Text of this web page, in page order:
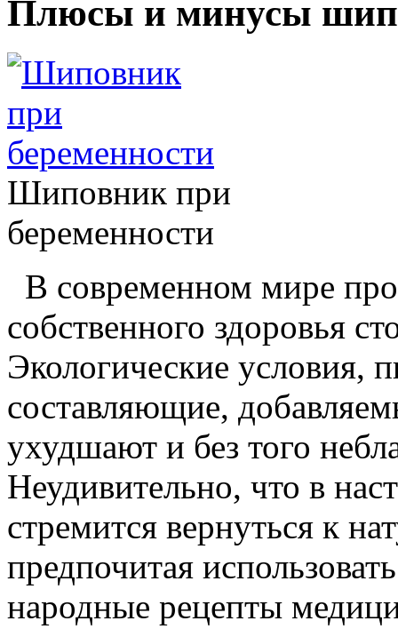
Плюсы и минусы
Шиповник при
беременности
В современном мире
собственного здоровья
Экологические условия,
составляющие,
ухудшают и без того
Неудивительно, что в
стремится вернуться к
предпочитая
народные рецепты